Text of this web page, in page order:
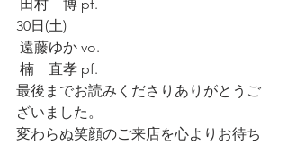
田村　博 pf.
30日(土)
遠藤ゆか vo.
楠　直孝 pf.
最後までお読みくださりありがとうご
ざいました。
変わらぬ笑顔のご来店を心よりお待ち